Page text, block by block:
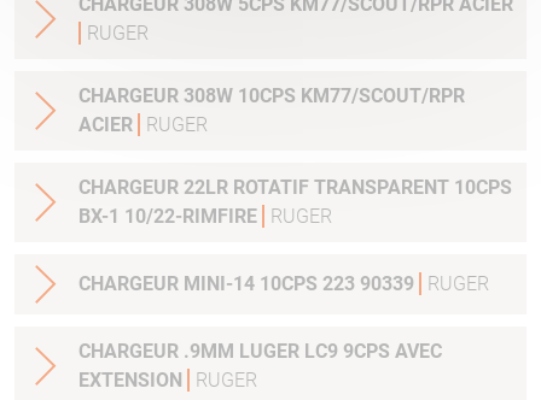
RUGER
CHARGEUR 308W 10CPS KM77/SCOUT/RPR
ACIER
RUGER
CHARGEUR 22LR ROTATIF TRANSPARENT 10CPS
BX-1 10/22-RIMFIRE
RUGER
CHARGEUR MINI-14 10CPS 223 90339 RUGER
CHARGEUR .9MM LUGER LC9 9CPS AVEC
EXTENSION
RUGER